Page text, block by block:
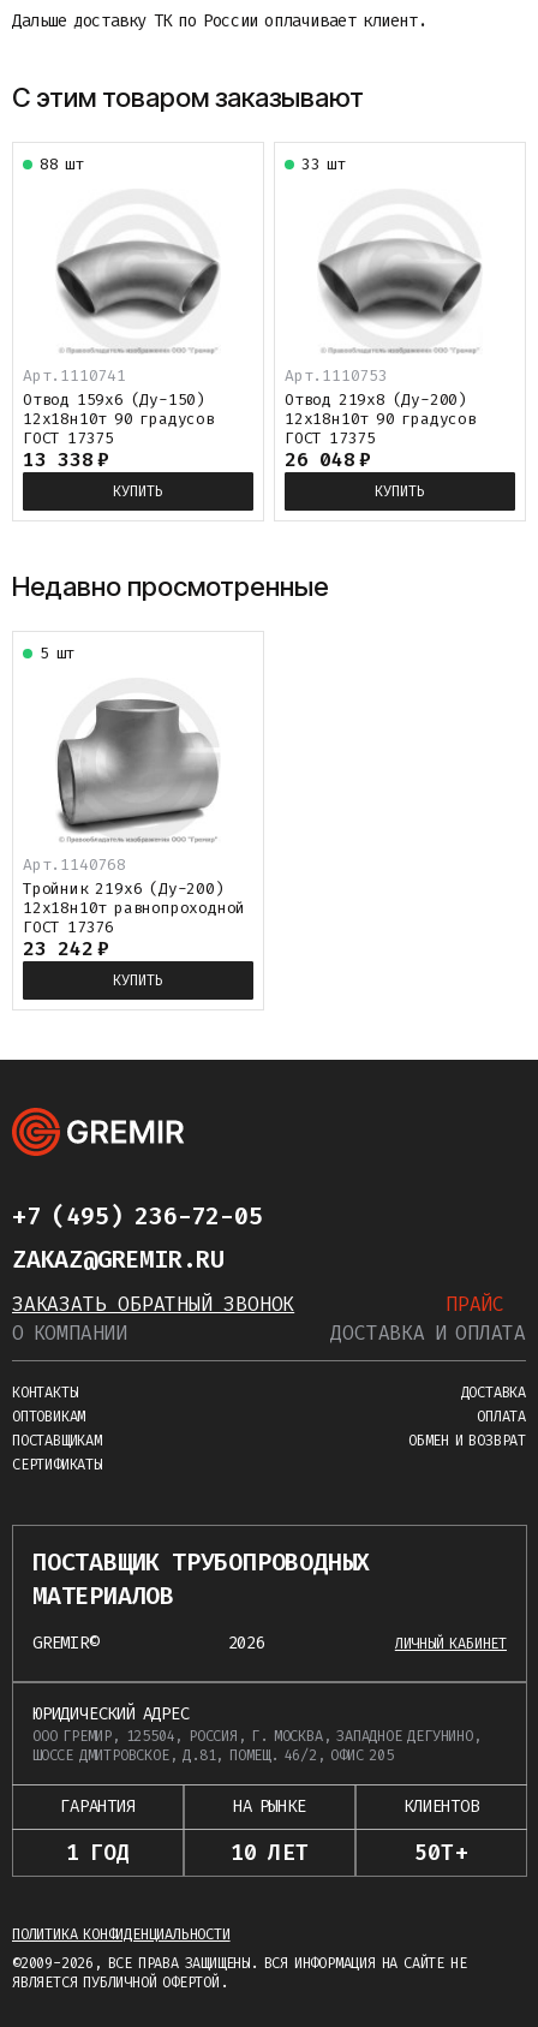
Дальше доставку ТК по России оплачивает клиент.
С этим товаром заказывают
Арт.1110741
88 шт
Отвод 159х6 (Ду-150)
12х18н10т 90 градусов
ГОСТ 17375
13 338 ₽
КУПИТЬ
Арт.1110753
33 шт
Отвод 219х8 (Ду-200)
12х18н10т 90 градусов
ГОСТ 17375
26 048 ₽
КУПИТЬ
Недавно просмотренные
Арт. 1140768
5 шт
Тройник 219х6 (Ду-200)
12х18н10т равнопроходной
ГОСТ 17376
23 242 ₽
КУПИТЬ
+7 (495) 236-72-05
ZAKAZ@GREMIR.RU
ЗАКАЗАТЬ ОБРАТНЫЙ ЗВОНОК
ПРАЙС
О КОМПАНИИ
КОНТАКТЫ
ОПТОВИКАМ
ПОСТАВЩИКАМ
СЕРТИФИКАТЫ
ДОСТАВКА И ОПЛАТА
ДОСТАВКА
ОПЛАТА
ОБМЕН И ВОЗВРАТ
ПОСТАВЩИК ТРУБОПРОВОДНЫХ
МАТЕРИАЛОВ
GREMIR© 2026 ЛИЧНЫЙ КАБИНЕТ
ЮРИДИЧЕСКИЙ АДРЕС
ООО ГРЕМИР, 125504, РОССИЯ, Г. МОСКВА, ЗАПАДНОЕ ДЕГУНИНО,
ШОССЕ ДМИТРОВСКОЕ, Д.81, ПОМЕЩ. 46/2, ОФИС 205
ГАРАНТИЯ
1 ГОД
НА РЫНКЕ
10 ЛЕТ
КЛИЕНТОВ
50Т+
©2009-2026, ВСЕ ПРАВА ЗАЩИЩЕНЫ. ВСЯ ИНФОРМАЦИЯ НА САЙТЕ НЕ
ЯВЛЯЕТСЯ ПУБЛИЧНОЙ ОФЕРТОЙ.
ПОЛИТИКА КОНФИДЕНЦИАЛЬНОСТИ